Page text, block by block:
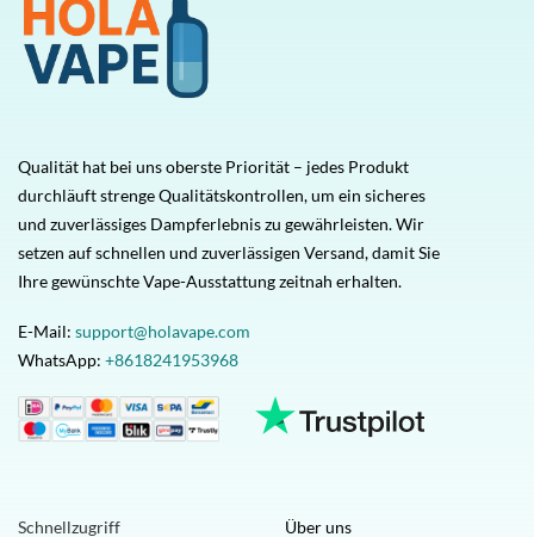
Qualität hat bei uns oberste Priorität – jedes Produkt
durchläuft strenge Qualitätskontrollen, um ein sicheres
und zuverlässiges Dampferlebnis zu gewährleisten. Wir
setzen auf schnellen und zuverlässigen Versand, damit Sie
Ihre gewünschte Vape-Ausstattung zeitnah erhalten.
E-Mail: support@holavape.com
WhatsApp: +8618241953968
Schnellzugriff Über uns